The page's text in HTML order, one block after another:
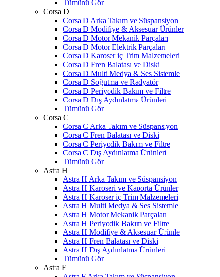
Tümünü Gör
Corsa D
Corsa D Arka Takım ve Süspansiyon
Corsa D Modifiye & Aksesuar Ürünler
Corsa D Motor Mekanik Parçaları
Corsa D Motor Elektrik Parçaları
Corsa D Karoser iç Trim Malzemeleri
Corsa D Fren Balatası ve Diski
Corsa D Multi Medya & Ses Sistemle
Corsa D Soğutma ve Radyatör
Corsa D Periyodik Bakım ve Filtre
Corsa D Dış Aydınlatma Ürünleri
Tümünü Gör
Corsa C
Corsa C Arka Takım ve Süspansiyon
Corsa C Fren Balatası ve Diski
Corsa C Periyodik Bakım ve Filtre
Corsa C Dış Aydınlatma Ürünleri
Tümünü Gör
Astra H
Astra H Arka Takım ve Süspansiyon
Astra H Karoseri ve Kaporta Ürünler
Astra H Karoser iç Trim Malzemeleri
Astra H Multi Medya & Ses Sistemle
Astra H Motor Mekanik Parçaları
Astra H Periyodik Bakım ve Filtre
Astra H Modifiye & Aksesuar Ürünle
Astra H Fren Balatası ve Diski
Astra H Dış Aydınlatma Ürünleri
Tümünü Gör
Astra F